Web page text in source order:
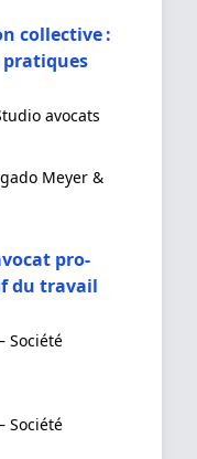
collective :
avocats
Meyer &
pro-
du travail
Société
Société